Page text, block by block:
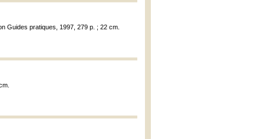
Guides pratiques, 1997, 279 p. ; 22 cm.